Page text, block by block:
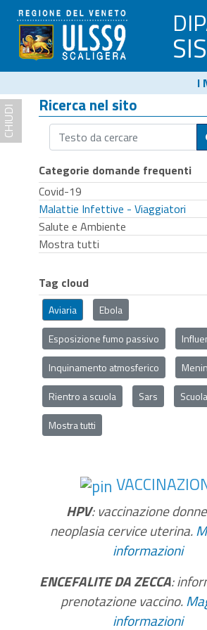
I
CHIUDI Ricerca nel sito
Categorie domande frequenti
Covid-19
Malattie Infettive - Viaggiatori
Salute e Ambiente
Mostra tutti
Tag cloud
Aviaria
Ebola
Esposizione fumo passivo
Inquinamento atmosferico
Rientro a scuola
Sars
Mostra tutti
HPV: vaccinazione
neoplasia cervice uterina.
informazioni
ENCEFALITE DA ZECCA:
prenotazione vaccino.
informazioni